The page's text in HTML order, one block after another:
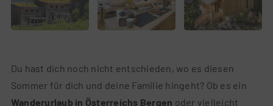
Du hast dich noch nicht entschieden, wo es diesen
Sommer für dich und deine Familie hingeht? Ob es ein
Wanderurlaub in Österreichs Bergen oder vielleicht